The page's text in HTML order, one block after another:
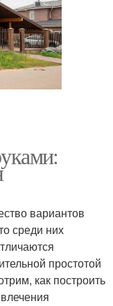
вариантов
среди них
простотой
как построить